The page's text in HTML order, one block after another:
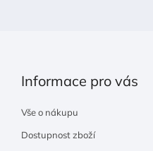
Informace pro vás
Vše o nákupu
Dostupnost zboží